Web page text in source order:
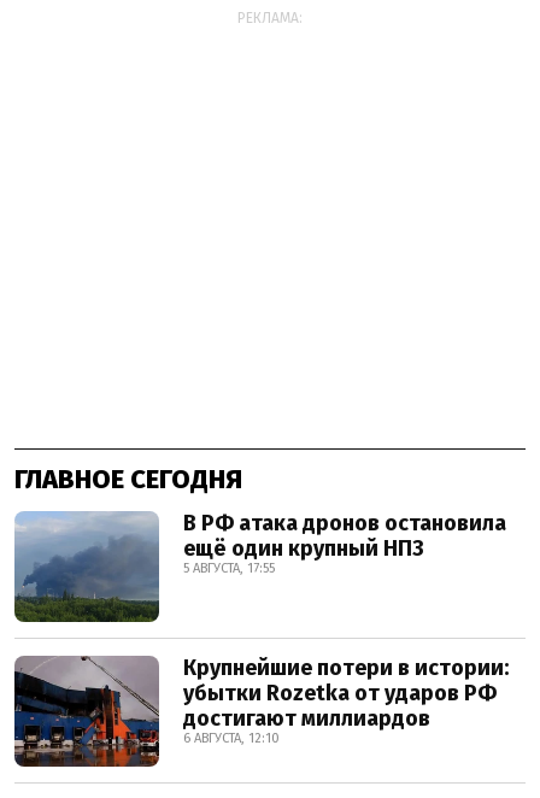
РЕКЛАМА:
ГЛАВНОЕ СЕГОДНЯ
В РФ атака дронов остановила
ещё один крупный НПЗ
5 АВГУСТА, 17:55
Крупнейшие потери в истории:
убытки Rozetka от ударов РФ
достигают миллиардов
6 АВГУСТА, 12:10